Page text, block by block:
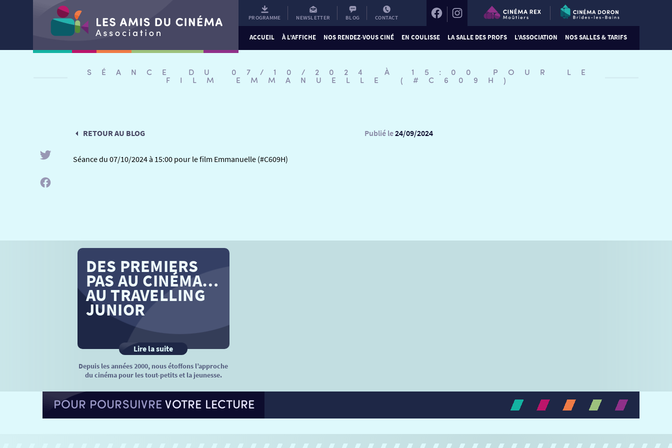
PROGRAMME NEWSLETTER BLOG CONTACT
ACCUEIL À L’AFFICHE NOS RENDEZ-VOUS CINÉ EN COULISSE LA SALLE DES PROFS L’ASSOCIATION NOS SALLES & TARIFS
SÉANCE DU 07/10/2024 À 15:00 POUR LE
FILM EMMANUELLE (#C609H)
RETOUR AU BLOG Publié le24/09/2024
Séance du 07/10/2024 à 15:00 pour le film Emmanuelle (#C609H)
DES PREMIERS
PAS AU CINÉMA…
AU TRAVELLING
JUNIOR
Lire la suite
Depuis les années 2000, nous étoffons l’approche
du cinéma pour les tout-petits et la jeunesse.
POUR POURSUIVREVOTRE LECTURE